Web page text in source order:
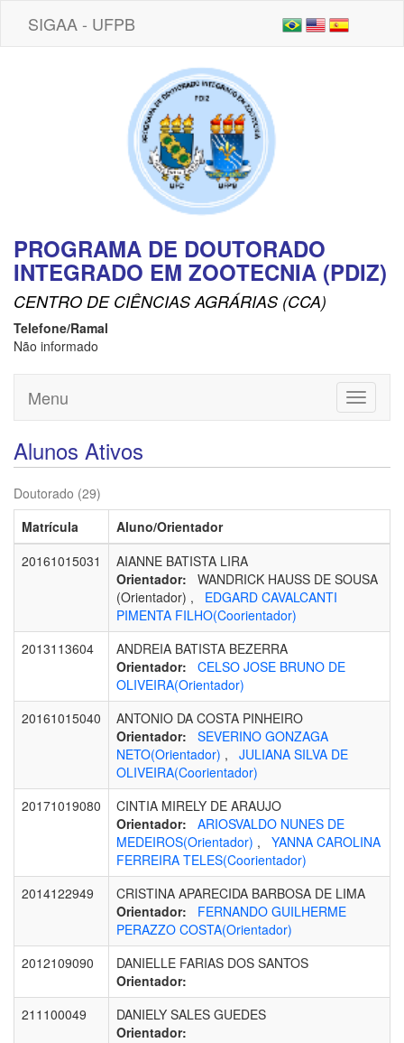
SIGAA - UFPB
PROGRAMA DE DOUTORADO
INTEGRADO EM ZOOTECNIA (PDIZ)
CENTRO DE CIÊNCIAS AGRÁRIAS (CCA)
Telefone/Ramal
Não informado
Toggle
Menu
Alunos Ativos
Doutorado (29)
Matrícula
Aluno/Orientador
20161015031
AIANNE BATISTA LIRA
Orientador: WANDRICK HAUSS DE SOUSA
(Orientador) , EDGARD CAVALCANTI
PIMENTA FILHO(Coorientador)
2013113604
ANDREIA BATISTA BEZERRA
Orientador:
CELSO JOSE BRUNO DE
OLIVEIRA(Orientador)
20161015040
ANTONIO DA COSTA PINHEIRO
Orientador:
SEVERINO GONZAGA
NETO(Orientador) , JULIANA SILVA DE
OLIVEIRA(Coorientador)
20171019080
CINTIA MIRELY DE ARAUJO
Orientador:
ARIOSVALDO NUNES DE
MEDEIROS(Orientador) , YANNA CAROLINA
FERREIRA TELES(Coorientador)
2014122949
CRISTINA APARECIDA BARBOSA DE LIMA
Orientador:
FERNANDO GUILHERME
PERAZZO COSTA(Orientador)
2012109090
DANIELLE FARIAS DOS SANTOS
Orientador:
211100049
DANIELY SALES GUEDES
Orientador: